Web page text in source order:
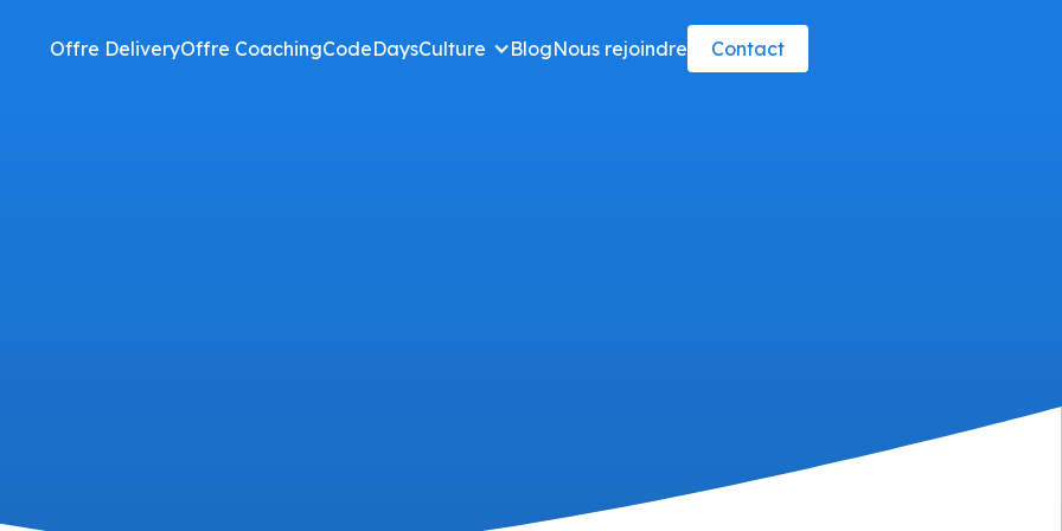
Offre DeliveryOffre CoachingCodeDaysCulture BlogNous rejoindre Contact